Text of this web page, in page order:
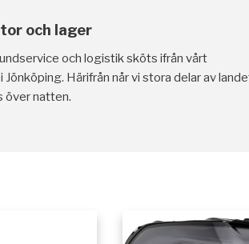
och lager
och logistik sköts ifrån vårt
Jönköping. Härifrån når vi stora delar av
över natten.